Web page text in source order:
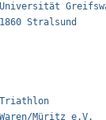
Universität
1860
97 SCN/
LAV Waren/